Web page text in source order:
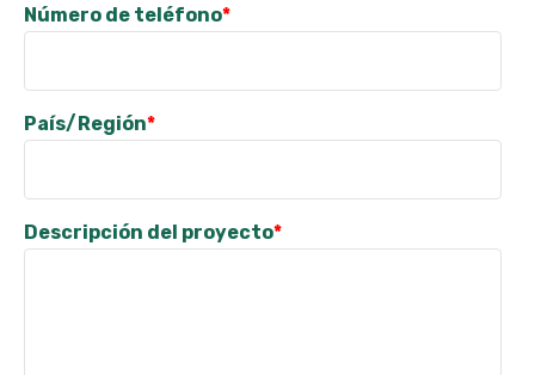
Número de teléfono*
País/Región*
Descripción del proyecto*